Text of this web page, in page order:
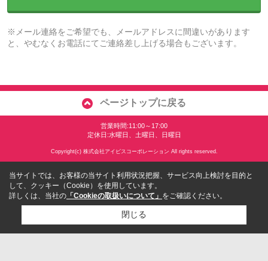
※メール連絡をご希望でも、メールアドレスに間違いがあります
と、やむなくお電話にてご連絡差し上げる場合もございます。
ページトップに戻る
営業時間:11:00～17:00
定休日:水曜日、土曜日、日曜日
Copyright(c) 株式会社アイビスコーポレーション All rights reserved.
当サイトでは、お客様の当サイト利用状況把握、サービス向上検討を目的と
して、クッキー（Cookie）を使用しています。
詳しくは、当社の 「Cookieの取扱いについて」 をご確認ください。
閉じる